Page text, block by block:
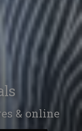
& online